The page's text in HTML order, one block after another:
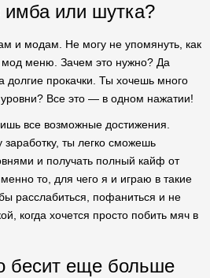
или шутка?
и модам. Не могу не упомянуть, как
мод меню. Зачем это нужно? Да
долгие прокачки. Ты хочешь много
Все это — в одном нажатии!
все возможные достижения.
ты легко сможешь
и получать полный кайф от
то, для чего я и играю в такие
расслабиться, пофаниться и не
когда хочется просто побить мяч в
бесит еще больше